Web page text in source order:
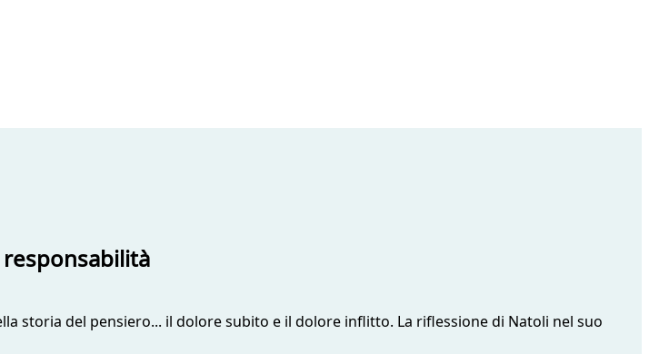
storia del pensiero... il dolore subito e il dolore inflitto. La riflessione di Natoli nel suo